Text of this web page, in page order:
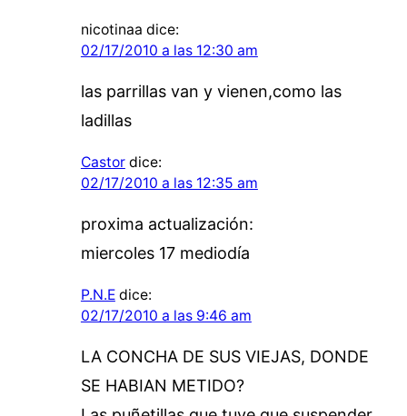
nicotinaa dice:
02/17/2010 a las 12:30 am
las parrillas van y vienen,como las
ladillas
Castor dice:
02/17/2010 a las 12:35 am
proxima actualización:
miercoles 17 mediodía
P.N.E dice:
02/17/2010 a las 9:46 am
LA CONCHA DE SUS VIEJAS, DONDE
SE HABIAN METIDO?